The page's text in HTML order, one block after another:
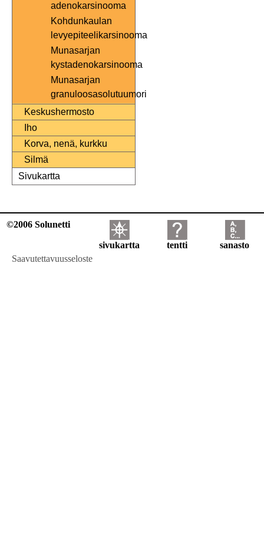
adenokarsinooma
Kohdunkaulan
levyepiteelikarsinooma
Munasarjan
kystadenokarsinooma
Munasarjan
granuloosasolutuumori
Keskushermosto
Iho
Korva, nenä, kurkku
Silmä
Sivukartta
©2006 Solunetti
sivukartta tentti
sanasto
Saavutettavuusseloste